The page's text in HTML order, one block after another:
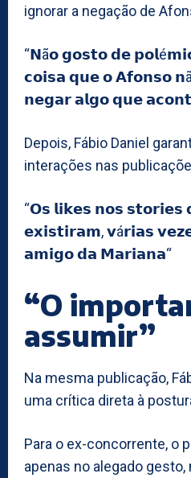
ignorar a negação de
“𝗡ã𝗼 𝗴𝗼𝘀𝘁𝗼 𝗱𝗲
𝗰𝗼𝗶𝘀𝗮 𝗾𝘂𝗲 𝗼 𝗔𝗳𝗼𝗻𝘀𝗼
𝗻𝗲𝗴𝗮𝗿 𝗮𝗹𝗴𝗼 𝗾𝘂𝗲
Depois, Fábio Daniel
interações nas
“𝗢𝘀 𝗹𝗶𝗸𝗲𝘀 𝗻𝗼𝘀
𝗲𝘅𝗶𝘀𝘁𝗶𝗿𝗮𝗺, 𝘃á𝗿𝗶𝗮𝘀
𝗮𝗺𝗶𝗴𝗼 𝗱𝗮 𝗠𝗮𝗿𝗶𝗮𝗻𝗮“
“O
assumir”
Na mesma publicação,
uma crítica direta à
Para o ex-concorrente, o
apenas no alegado gesto,